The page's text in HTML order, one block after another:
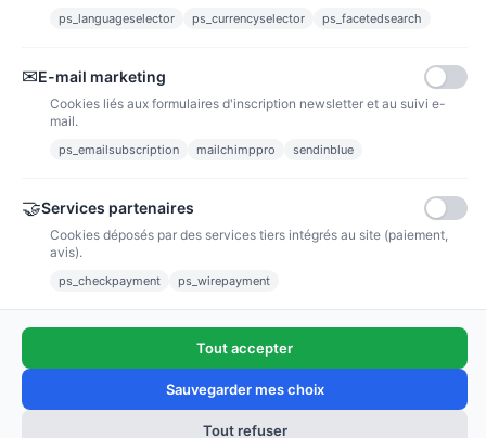
Ajouter au panier
Liens utiles
Notre société
Newsletter
ps_languageselector ps_currencyselector ps_facetedsearch
✉E-mail marketing
Cookies liés aux formulaires d'inscription newsletter et au suivi e-
mail.
ps_emailsubscription mailchimppro sendinblue
🤝Services partenaires
Cookies déposés par des services tiers intégrés au site (paiement,
avis).
ps_checkpayment ps_wirepayment
Tout accepter
Sauvegarder mes choix
Tout refuser